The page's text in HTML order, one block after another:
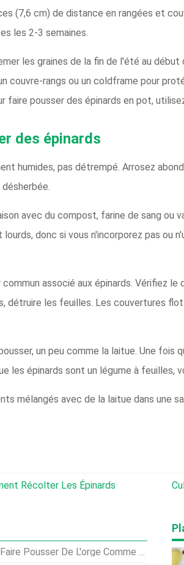
(7,6 cm) de distance en rangées et
les 2-3 semaines.
les graines de la fin de l'été au
couvre-rangs ou un coldframe pour
faire pousser des épinards en pot,
des épinards
humides, pas détrempé. Arrosez
avec du compost, farine de sang ou
donc si vous n'incorporez pas ou
commun associé aux épinards. Vérifiez
détruire les feuilles. Les couvertures
un peu comme la laitue. Une
les épinards sont un légume à feuilles,
mélangés avec de la laitue dans une
Récolter Les Épinards
De L'orge Comme Culture De Couverture